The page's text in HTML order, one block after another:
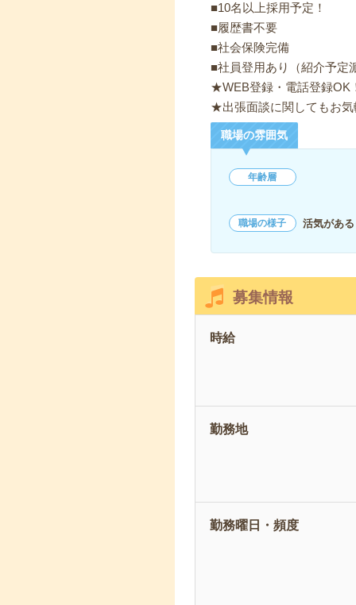
■10名以上採用予定！
■履歴書不要
■社会保険完備
■社員登用あり（紹介予定
★WEB登録・電話登録OK
★出張面談に関してもお
職場の雰囲気
年齢層
職場の様子 活気がある
募集情報
時給
勤務地
勤務曜日・頻度